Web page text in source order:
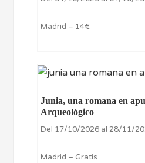
Madrid – 14€
Junia, una romana en
Arqueológico
Del 17/10/2026 al 28/11/
Madrid – Gratis